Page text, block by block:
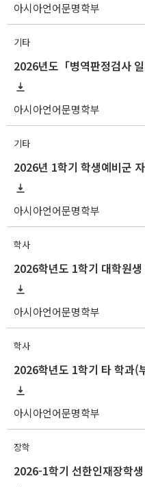
아시아언어문명학부
기타
2026년도「병역판정검사
아시아언어문명학부
기타
아시아언어문명학부
학사
2026학년도 1학기 대학원
아시아언어문명학부
학사
아시아언어문명학부
장학